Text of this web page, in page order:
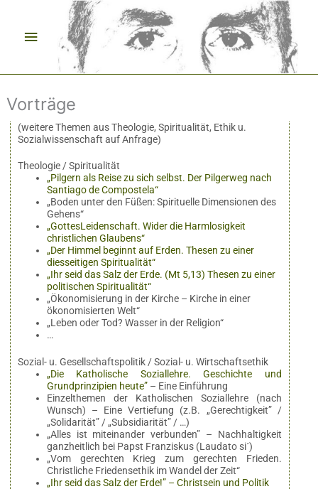
Hauptmenü
Vorträge
(weitere Themen aus Theologie, Spiritualität, Ethik u.
Sozialwissenschaft auf Anfrage)
Theologie / Spiritualität
„Pilgern als Reise zu sich selbst. Der Pilgerweg nach
Santiago de Compostela“
„Boden unter den Füßen: Spirituelle Dimensionen des
Gehens“
„GottesLeidenschaft. Wider die Harmlosigkeit
christlichen Glaubens“
„Der Himmel beginnt auf Erden. Thesen zu einer
diesseitigen Spiritualität“
„Ihr seid das Salz der Erde. (Mt 5,13) Thesen zu einer
politischen Spiritualität“
„Ökonomisierung in der Kirche – Kirche in einer
ökonomisierten Welt“
„Leben oder Tod? Wasser in der Religion“
…
Sozial- u. Gesellschaftspolitik / Sozial- u. Wirtschaftsethik
„Die Katholische Soziallehre. Geschichte und
Grundprinzipien heute”– Eine Einführung
Einzelthemen der Katholischen Soziallehre (nach
Wunsch) – Eine Vertiefung (z.B. „Gerechtigkeit” /
„Solidarität” / „Subsidiarität” / …)
„Alles ist miteinander verbunden” – Nachhaltigkeit
ganzheitlich bei Papst Franziskus (Laudato si´)
„Vom gerechten Krieg zum gerechten Frieden.
Christliche Friedensethik im Wandel der Zeit“
„Ihr seid das Salz der Erde!” – Christsein und Politik